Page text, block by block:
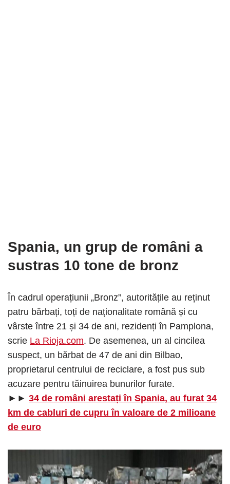
Spania, un grup de români a
sustras 10 tone de bronz
În cadrul operațiunii „Bronz”, autoritățile au reținut
patru bărbați, toți de naționalitate română și cu
vârste între 21 și 34 de ani, rezidenți în Pamplona,
scrie La Rioja.com. De asemenea, un al cincilea
suspect, un bărbat de 47 de ani din Bilbao,
proprietarul centrului de reciclare, a fost pus sub
acuzare pentru tăinuirea bunurilor furate.
►► 34 de români arestați în Spania, au furat 34
km de cabluri de cupru în valoare de 2 milioane
de euro